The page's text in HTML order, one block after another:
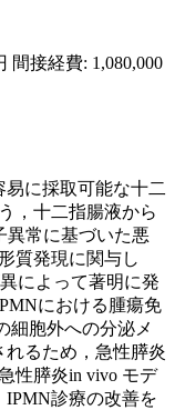
間接経費: 1,080,000
に採取可能な十二
，十二指腸液から
異常に基づいた悪
質発現に関与し
によって著明に発
における腫瘍免
細胞外への分泌メ
れるため，急性膵炎
性膵炎in vivo モデ
IPMN診療の改善を